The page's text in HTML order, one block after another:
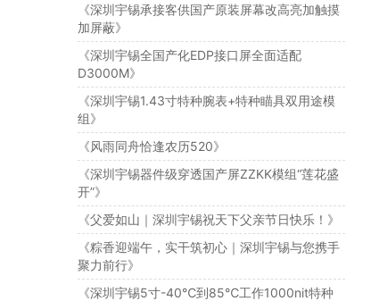
《深圳宇锡承接客供国产原装屏幕改高亮加触摸
加屏蔽》
《深圳宇锡全国产化EDP接口屏全面适配
D3000M》
《深圳宇锡1.43寸特种腕表+特种瞄具双用途模
组》
《风雨同舟恰逢农历520》
《深圳宇锡器件级穿透国产屏ZZKK模组“莲花盛
开”》
《父爱如山｜深圳宇锡祝天下父亲节日快乐！》
《粽香迎端午，实干筑初心｜深圳宇锡与您携手
聚力前行》
《深圳宇锡5寸-40℃到85℃工作1000nit特种